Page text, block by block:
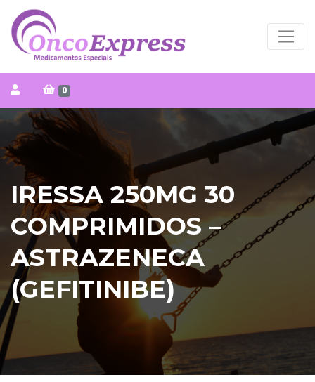
0
IRESSA 250MG 30
COMPRIMIDOS –
ASTRAZENECA
(GEFITINIBE)